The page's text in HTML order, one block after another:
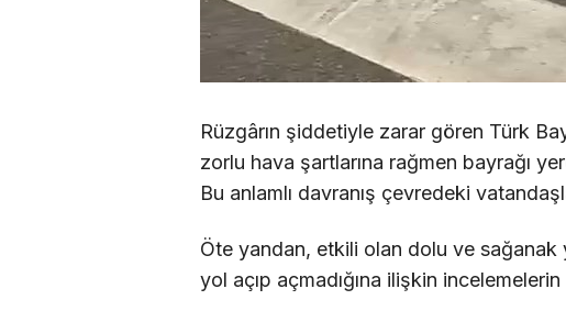
Rüzgârın şiddetiyle zarar gören Türk
zorlu hava şartlarına rağmen bayrağı
Bu anlamlı davranış çevredeki
Öte yandan, etkili olan dolu ve sağanak
yol açıp açmadığına ilişkin